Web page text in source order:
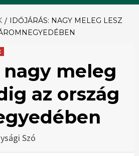
IDŐJÁRÁS: NAGY MELEG LESZ
nagy meleg
az ország
Szó